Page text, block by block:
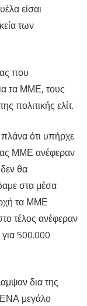
είσαι
των
που
τα ΜΜΕ, τους
πολιτικής ελίτ.
ότι υπήρχε
ΜΜΕ ανέφεραν
θα
στα μέσα
τα ΜΜΕ
τέλος ανέφεραν
500.000
δια της
μεγάλο